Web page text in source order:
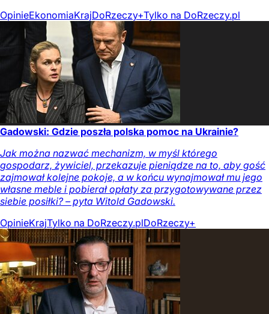
OpinieEkonomiaKrajDoRzeczy+Tylko na DoRzeczy.pl
Gadowski: Gdzie poszła polska pomoc na Ukrainie?
Jak można nazwać mechanizm, w myśl którego
gospodarz, żywiciel, przekazuje pieniądze na to, aby gość
zajmował kolejne pokoje, a w końcu wynajmował mu jego
własne meble i pobierał opłaty za przygotowywane przez
siebie posiłki? – pyta Witold Gadowski.
OpinieKrajTylko na DoRzeczy.plDoRzeczy+